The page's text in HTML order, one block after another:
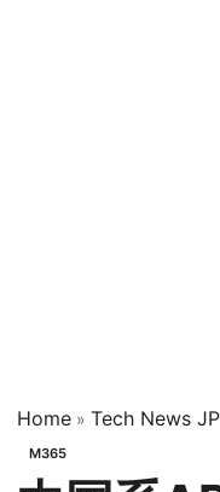
Home » Tech News JP
M365